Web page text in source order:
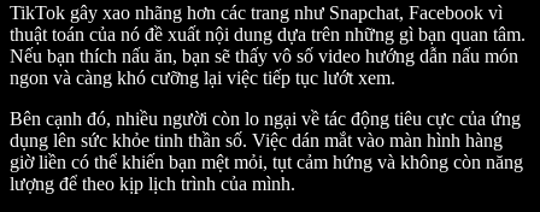
TikTok gây xao nhãng hơn các trang như Snapchat, Facebook vì
thuật toán của nó đề xuất nội dung dựa trên những gì bạn quan tâm.
Nếu bạn thích nấu ăn, bạn sẽ thấy vô số video hướng dẫn nấu món
ngon và càng khó cưỡng lại việc tiếp tục lướt xem.
Bên cạnh đó, nhiều người còn lo ngại về tác động tiêu cực của ứng
dụng lên sức khỏe tinh thần số. Việc dán mắt vào màn hình hàng
giờ liền có thể khiến bạn mệt mỏi, tụt cảm hứng và không còn năng
lượng để theo kịp lịch trình của mình.